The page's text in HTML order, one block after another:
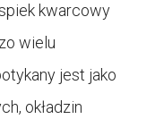
kwarcowy
wielu
jest jako
okładzin